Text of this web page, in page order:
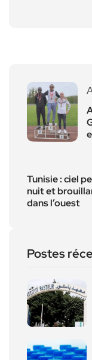
Tunisie : ciel
nuit et
dans l’ouest
Postes